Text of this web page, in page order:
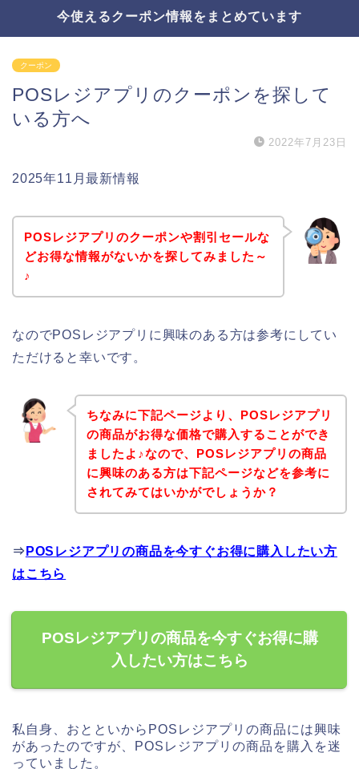
今使えるクーポン情報をまとめています
クーポン
POSレジアプリのクーポンを探して
いる方へ
2022年7月23日
2025年11月最新情報
POSレジアプリのクーポンや割引セールな
どお得な情報がないかを探してみました～
♪
なのでPOSレジアプリに興味のある方は参考にしてい
ただけると幸いです。
ちなみに下記ページより、POSレジアプリ
の商品がお得な価格で購入することができ
ましたよ♪なので、POSレジアプリの商品
に興味のある方は下記ページなどを参考に
されてみてはいかがでしょうか？
⇒ POSレジアプリの商品を今すぐお得に購入したい方
はこちら
POSレジアプリの商品を今すぐお得に購
入したい方はこちら
私自身、おとといからPOSレジアプリの商品には興味
があったのですが、POSレジアプリの商品を購入を迷
っていました。